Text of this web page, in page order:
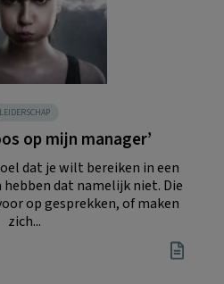
LEIDERSCHAP
op mijn manager’
dat je wilt bereiken in een
hebben dat namelijk niet. Die
op gesprekken, of maken
zich...